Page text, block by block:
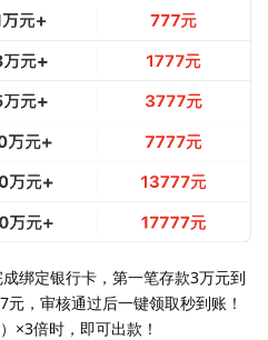
绑定银行卡，第一笔存款3万元到
，审核通过后一键领取秒到账！
×3倍时，即可出款！